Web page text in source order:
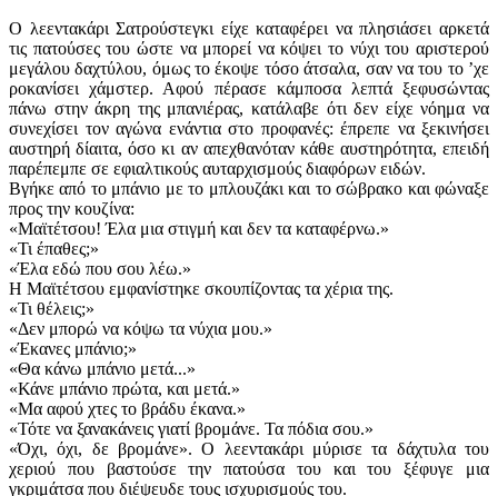
Ο λεεντακάρι Σατρούστεγκι είχε καταφέρει να πλησιάσει αρκετά
τις πατούσες του ώστε να μπορεί να κόψει το νύχι του αριστερού
μεγάλου δαχτύλου, όμως το έκοψε τόσο άτσαλα, σαν να του το ʼχε
ροκανίσει χάμστερ. Αφού πέρασε κάμποσα λεπτά ξεφυσώντας
πάνω στην άκρη της μπανιέρας, κατάλαβε ότι δεν είχε νόημα να
συνεχίσει τον αγώνα ενάντια στο προφανές: έπρεπε να ξεκινήσει
αυστηρή δίαιτα, όσο κι αν απεχθανόταν κάθε αυστηρότητα, επειδή
παρέπεμπε σε εφιαλτικούς αυταρχισμούς διαφόρων ειδών.
Βγήκε από το μπάνιο με το μπλουζάκι και το σώβρακο και φώναξε
προς την κουζίνα:
«Μαϊτέτσου! Έλα μια στιγμή και δεν τα καταφέρνω.»
«Τι έπαθες;»
«Έλα εδώ που σου λέω.»
Η Μαϊτέτσου εμφανίστηκε σκουπίζοντας τα χέρια της.
«Τι θέλεις;»
«Δεν μπορώ να κόψω τα νύχια μου.»
«Έκανες μπάνιο;»
«Θα κάνω μπάνιο μετά...»
«Κάνε μπάνιο πρώτα, και μετά.»
«Μα αφού χτες το βράδυ έκανα.»
«Τότε να ξανακάνεις γιατί βρομάνε. Τα πόδια σου.»
«Όχι, όχι, δε βρομάνε». Ο λεεντακάρι μύρισε τα δάχτυλα του
χεριού που βαστούσε την πατούσα του και του ξέφυγε μια
γκριμάτσα που διέψευδε τους ισχυρισμούς του.